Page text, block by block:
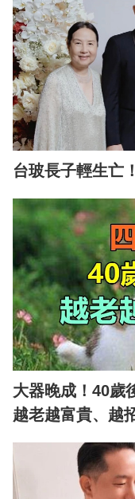
台玻長子輕生亡
大器晚成！40歲
越老越富貴、越